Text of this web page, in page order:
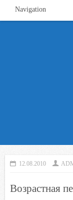
Navigation
12.08.2010
Возрастная